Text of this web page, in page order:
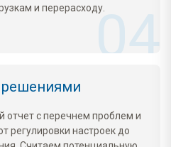
и перерасходу.
решениями
отчет с перечнем проблем и
регулировки настроек до